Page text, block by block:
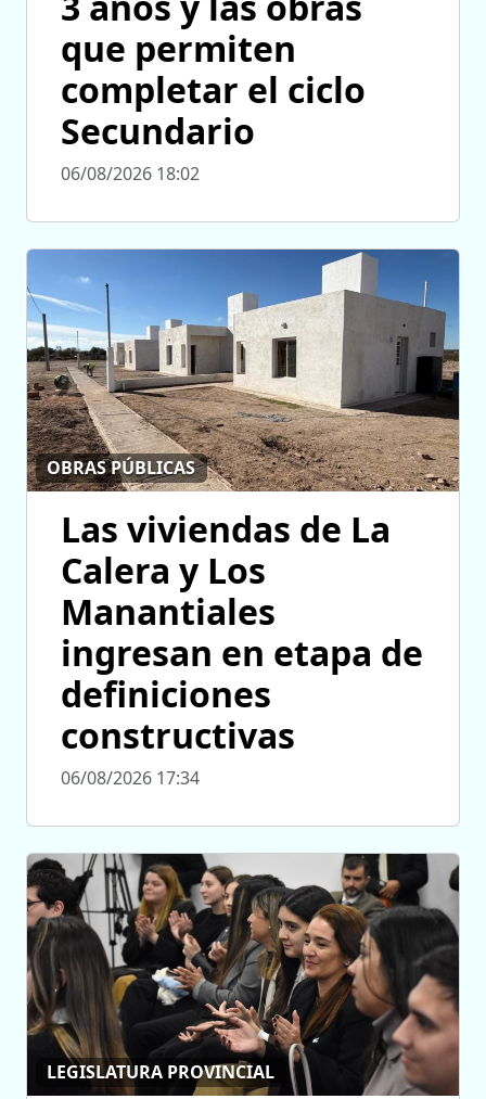
que permiten
completar el ciclo
Secundario
06/08/2026 18:02
OBRAS PÚBLICAS
Las viviendas de La
Calera y Los
Manantiales
ingresan en etapa de
definiciones
constructivas
06/08/2026 17:34
LEGISLATURA PROVINCIAL